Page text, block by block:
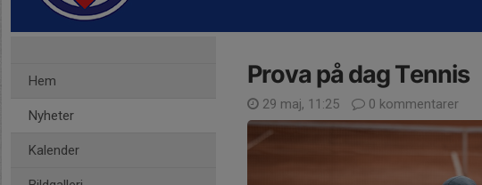
Hem
Nyheter
Kalender
Prova på dag Tennis
29 maj, 11:25 0 kommentarer